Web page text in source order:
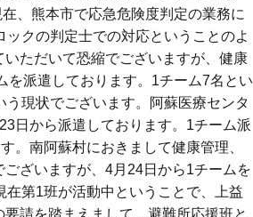
、熊本市で応急危険度判定の業務に
クの判定士での対応ということのよ
ただいて恐縮でございますが、健康
を派遣しております。1チーム7名とい
現状でございます。阿蘇医療センタ
日から派遣しております。1チーム派
。南阿蘇村におきまして健康管理、
ざいますが、4月24日から1チームを
第1班が活動中ということで、上益
請を踏まえまして、避難所応援班と